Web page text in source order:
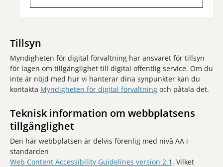
Tillsyn
Myndigheten för digital förvaltning har ansvaret för tillsyn
för lagen om tillgänglighet till digital offentlig service. Om du
inte är nöjd med hur vi hanterar dina synpunkter kan du
kontakta Myndigheten för digital förvaltning och påtala det.
Teknisk information om webbplatsens
tillgänglighet
Den här webbplatsen är delvis förenlig med nivå AA i
standarden
Web Content Accessibility Guidelines version 2.1 . Vilket